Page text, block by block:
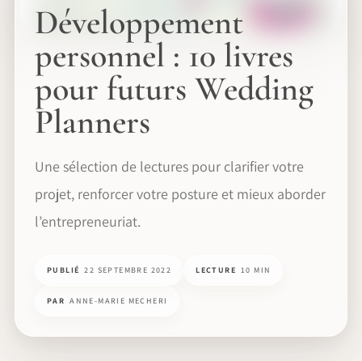
Développement
personnel : 10 livres
pour futurs Wedding
Planners
Une sélection de lectures pour clarifier votre
projet, renforcer votre posture et mieux aborder
l’entrepreneuriat.
PUBLIÉ 22 SEPTEMBRE 2022 LECTURE 10 MIN
PAR ANNE-MARIE MECHERI